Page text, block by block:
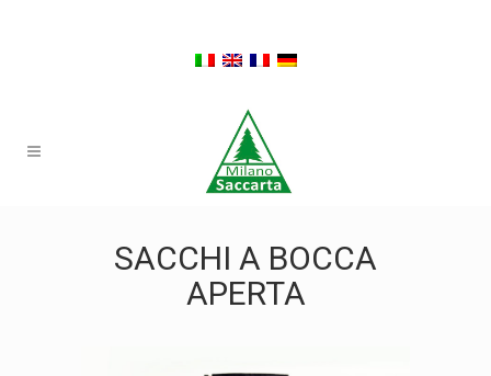
SACCHI A BOCCA
APERTA